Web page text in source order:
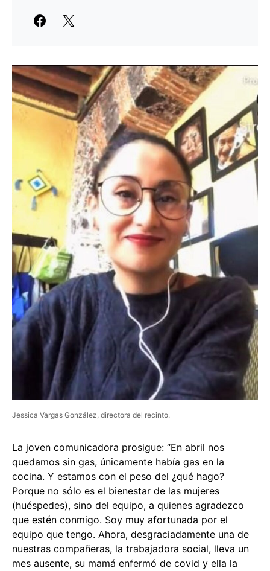
Jessica Vargas González, directora del recinto.
La joven comunicadora prosigue: “En abril nos
quedamos sin gas, únicamente había gas en la
cocina. Y estamos con el peso del ¿qué hago?
Porque no sólo es el bienestar de las mujeres
(huéspedes), sino del equipo, a quienes agradezco
que estén conmigo. Soy muy afortunada por el
equipo que tengo. Ahora, desgraciadamente una de
nuestras compañeras, la trabajadora social, lleva un
mes ausente, su mamá enfermó de covid y ella la